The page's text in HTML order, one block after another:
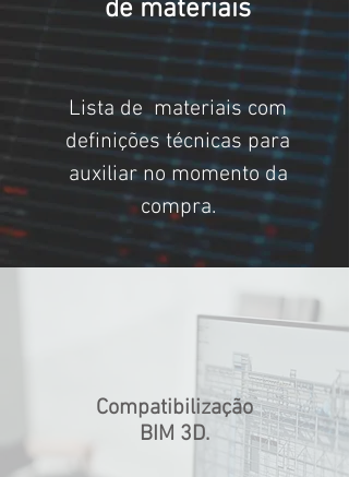
de materiais
Lista de materiais com
definições técnicas para
auxiliar no momento da
compra.
Compatibilização
BIM 3D.